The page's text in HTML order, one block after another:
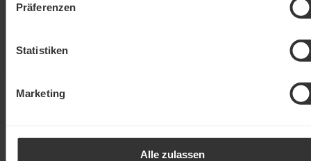
Präferenzen
Statistiken
Marketing
Alle zulassen